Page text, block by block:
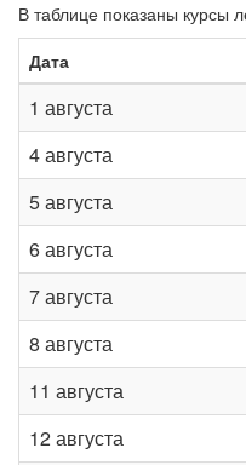
В таблице показаны курсы
Дата
1 августа
4 августа
5 августа
6 августа
7 августа
8 августа
11 августа
12 августа